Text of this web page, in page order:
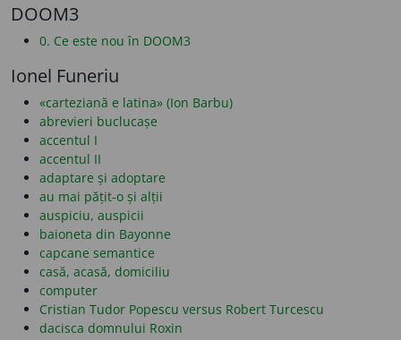
DOOM3
0. Ce este nou în DOOM3
Ionel Funeriu
«carteziană e latina» (Ion Barbu)
abrevieri buclucașe
accentul I
accentul II
adaptare și adoptare
au mai pățit-o și alții
auspiciu, auspicii
baioneta din Bayonne
capcane semantice
casă, acasă, domiciliu
computer
Cristian Tudor Popescu versus Robert Turcescu
dacisca domnului Roxin